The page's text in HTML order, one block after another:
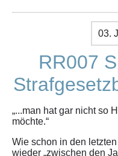
03.
RR007
„...man hat gar nicht so
möchte.“
Wie schon in den
wieder „zwischen den